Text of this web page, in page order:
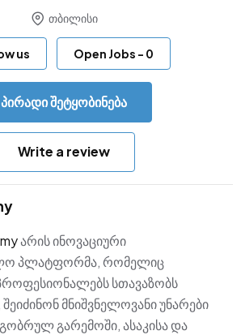
თბილისი
us Open Jobs - 0
პირადი შეტყობინება
Write a review
არის ინოვაციური
პლატფორმა, რომელიც
სთავაზობს
მნიშვნელოვანი უნარები
გარემოში, ასაკისა და